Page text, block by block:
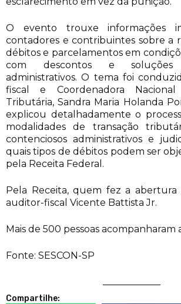
O evento trouxe informações
contadores e contribuintes sobre a
débitos e parcelamentos em
com descontos e
administrativos. O tema foi
fiscal e Coordenadora
Tributária, Sandra Maria Holanda
explicou detalhadamente o
modalidades de transação
contenciosos administrativos e
quais tipos de débitos podem ser
pela Receita Federal.
Pela Receita, quem fez a
auditor-fiscal Vicente Battista Jr.
Mais de 500 pessoas acompanharam
Fonte: SESCON-SP
Compartilhe: